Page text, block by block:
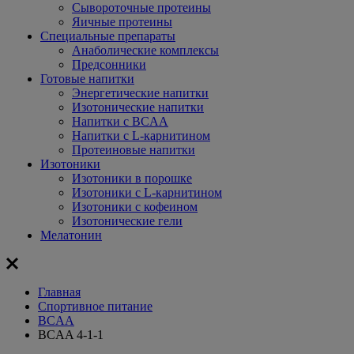
Сывороточные протеины
Яичные протеины
Специальные препараты
Анаболические комплексы
Предсонники
Готовые напитки
Энергетические напитки
Изотонические напитки
Напитки с BCAA
Напитки с L-карнитином
Протеиновые напитки
Изотоники
Изотоники в порошке
Изотоники с L-карнитином
Изотоники с кофеином
Изотонические гели
Мелатонин
Главная
Спортивное питание
BCAA
BCAA 4-1-1